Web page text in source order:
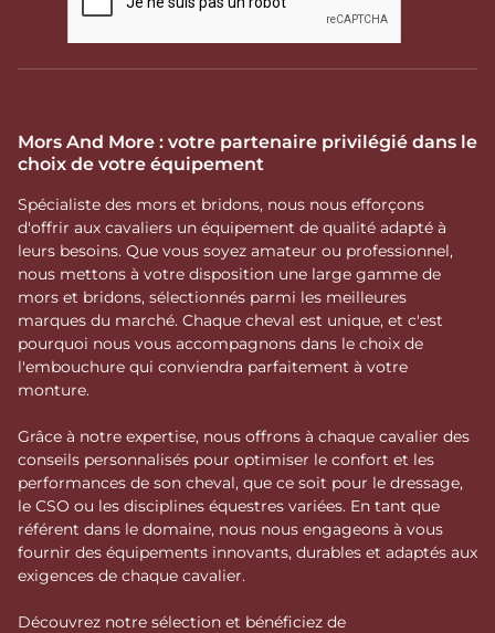
Mors And More : votre partenaire privilégié dans le
choix de votre équipement
Spécialiste des mors et bridons, nous nous efforçons
d'offrir aux cavaliers un équipement de qualité adapté à
leurs besoins. Que vous soyez amateur ou professionnel,
nous mettons à votre disposition une large gamme de
mors et bridons, sélectionnés parmi les meilleures
marques du marché. Chaque cheval est unique, et c'est
pourquoi nous vous accompagnons dans le choix de
l'embouchure qui conviendra parfaitement à votre
monture.
Grâce à notre expertise, nous offrons à chaque cavalier des
conseils personnalisés pour optimiser le confort et les
performances de son cheval, que ce soit pour le dressage,
le CSO ou les disciplines équestres variées. En tant que
référent dans le domaine, nous nous engageons à vous
fournir des équipements innovants, durables et adaptés aux
exigences de chaque cavalier.
Découvrez notre sélection et bénéficiez de